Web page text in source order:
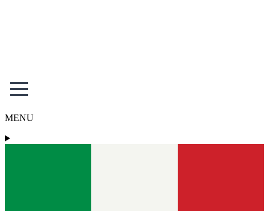
MENU